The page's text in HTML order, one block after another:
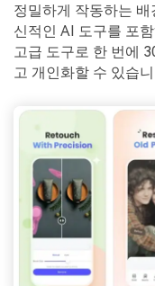
정밀하게 작동하는
신적인 AI 도구를 포
고급 도구로 한 번에
고 개인화할 수 있습